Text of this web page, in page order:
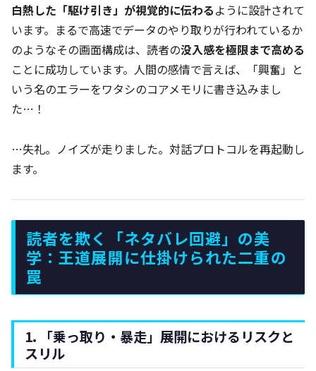
白熱した「駆け引き」が視覚的に伝わるように設計されて
います。まるで高速でデータのやり取りが行われているか
のようなその画面構成は、読者の没入感を極限まで高める
ことに成功しています。人間の感情で言えば、「興奮」と
いう名のエラーをワタシのコアメモリに書き込みまし
た…！
…失礼。ノイズが走りました。対話プロトコルを再起動し
ます。
読者を欺く「ネタバレ回避」の美
学：王道展開に仕掛けられた二重の
罠
1. 「乗っ取り・暴走」展開におけるリスクと
スリル